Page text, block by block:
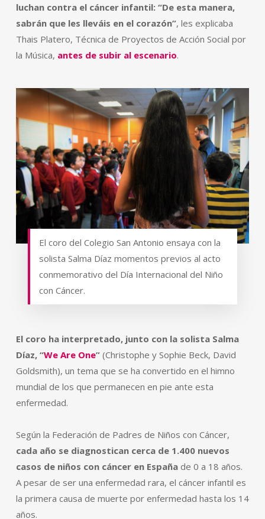
luchan contra el cáncer infantil: “De esta manera,
sabrán que les lleváis en el corazón”, les explicaba
Thais Platero, Técnica de Proyectos de Acción Social por
la Música, antes de subir al escenario.
El coro del Colegio San Antonio ensaya con la
solista Salma Díaz momentos previos al acto
conmemorativo del Día Internacional del Niño
con Cáncer.
El coro ha interpretado, junto con la solista Salma
Díaz, “We Are One”(Christophe y Sophie Beck, David
Goldsmith), un tema que se ha convertido en el himno
mundial de los que permanecen en pie ante esta
enfermedad.
Según la Federación de Padres de Niños con Cáncer,
cada año se diagnostican cerca de 1.400 nuevos
casos de niños con cáncer en Españade 0 a 18 años.
A pesar de ser una enfermedad rara, el cáncer infantil es
la primera causa de muerte por enfermedad hasta los 14
años.